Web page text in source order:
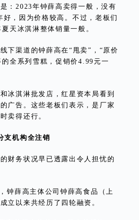
：2023年钟薛高卖得一般，没有
好，因为价格较高。不过，老板们
天冰淇淋整体销量一般。
下渠道的钟薛高在“甩卖”，“原价
的全系列雪糕，促销价4.99元一
冰淇淋批发店，红星资本局看到
广告。这些老板们表示，是厂家
卖得还行。
支机构全注销
财务状况早已透露出令人担忧的
钟薛高主体公司钟薛高食品（上
立以来共经历了四轮融资。